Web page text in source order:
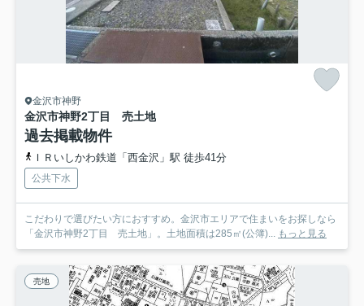
金沢市神野
金沢市神野2丁目 売土地
過去掲載物件
ＩＲいしかわ鉄道「西金沢」駅 徒歩41分
公共下水
こだわりで選びたい方におすすめ。金沢市エリアで住まいをお探しなら
「金沢市神野2丁目 売土地」。土地面積は285㎡(公簿)... もっと見る
売地